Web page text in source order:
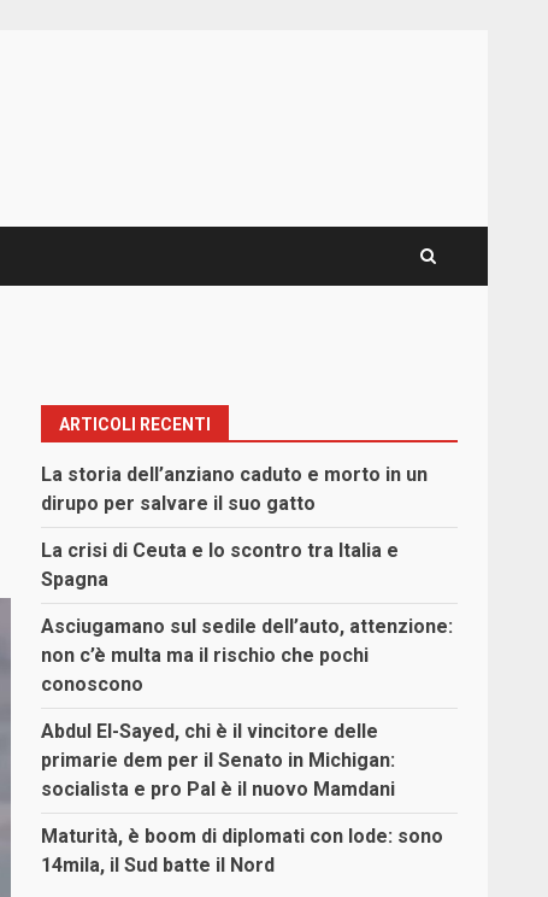
ARTICOLI RECENTI
La storia dell’anziano caduto e morto in un
dirupo per salvare il suo gatto
La crisi di Ceuta e lo scontro tra Italia e
Spagna
Asciugamano sul sedile dell’auto, attenzione:
non c’è multa ma il rischio che pochi
conoscono
Abdul El-Sayed, chi è il vincitore delle
primarie dem per il Senato in Michigan:
socialista e pro Pal è il nuovo Mamdani
Maturità, è boom di diplomati con lode: sono
14mila, il Sud batte il Nord